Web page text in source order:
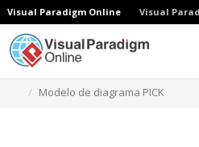
Visual Paradigm Online Visual
Modelo de diagrama PICK